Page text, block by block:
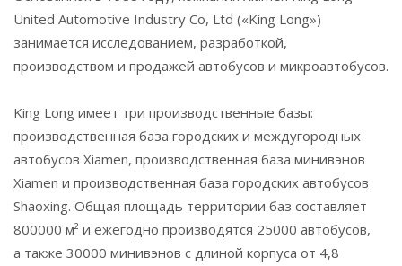
United Automotive Industry Co, Ltd («King Long»)
занимается исследованием, разработкой,
производством и продажей автобусов и микроавтобусов.
King Long имеет три производственные базы:
производственная база городских и междугородных
автобусов Xiamen, производственная база минивэнов
Xiamen и производственная база городских автобусов
Shaoxing. Общая площадь территории баз составляет
800000 м² и ежегодно производятся 25000 автобусов,
а также 30000 минивэнов с длиной корпуса от 4,8